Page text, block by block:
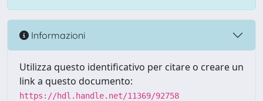
Informazioni
Utilizza questo identificativo per citare o creare un
link a questo documento:
https://hdl.handle.net/11369/92758